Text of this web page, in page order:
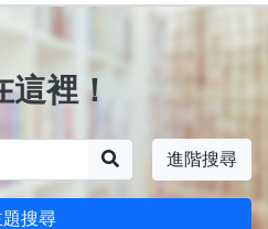
裡！
進階搜尋
題搜尋